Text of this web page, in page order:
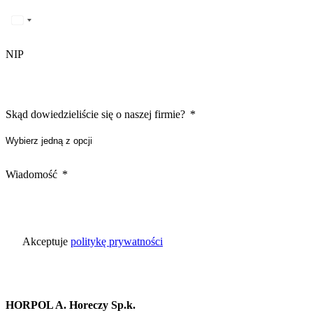
NIP
Skąd dowiedzieliście się o naszej firmie?
Wiadomość
Akceptuje politykę prywatności
HORPOL A. Horeczy Sp.k.